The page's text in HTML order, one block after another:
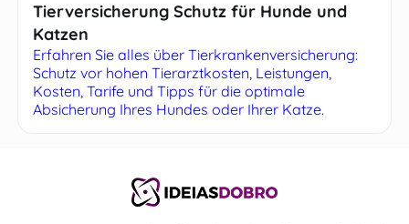
Tierversicherung Schutz für Hunde und
Katzen
Erfahren Sie alles über Tierkrankenversicherung:
Schutz vor hohen Tierarztkosten, Leistungen,
Kosten, Tarife und Tipps für die optimale
Absicherung Ihres Hundes oder Ihrer Katze.